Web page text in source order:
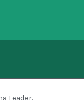
Leader.